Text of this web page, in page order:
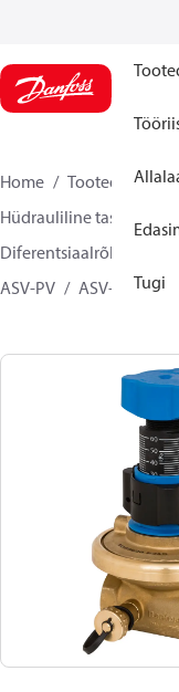
Tugi
Home Tooted
Hüdrauliline
ASV-PV
ASV-PV 4 gen